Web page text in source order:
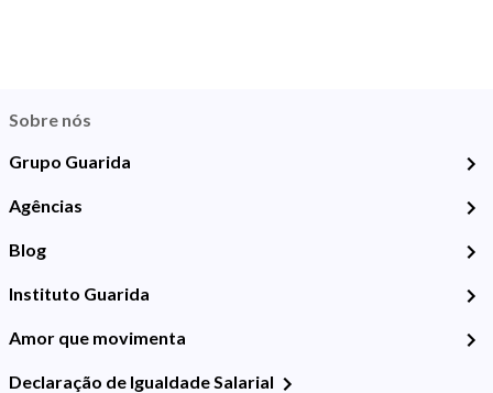
Sobre nós
Grupo Guarida
Agências
Blog
Instituto Guarida
Amor que movimenta
Declaração de Igualdade Salarial